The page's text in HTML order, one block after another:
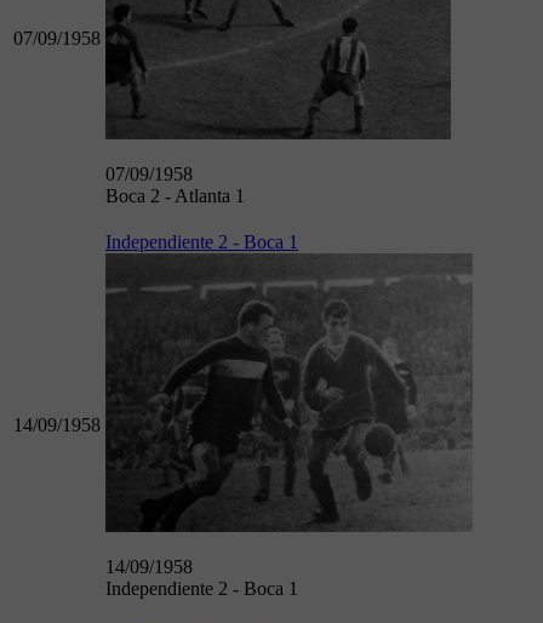
07/09/1958
07/09/1958
Boca 2 - Atlanta 1
14/09/1958
Independiente 2 - Boca 1
14/09/1958
Independiente 2 - Boca 1